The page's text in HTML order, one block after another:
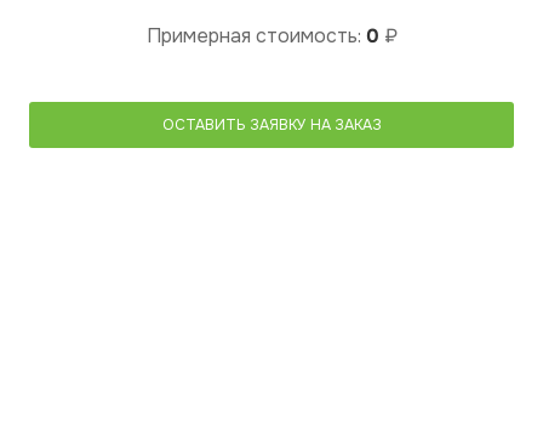
Примерная стоимость: 0 ₽
ОСТАВИТЬ ЗАЯВКУ НА ЗАКАЗ